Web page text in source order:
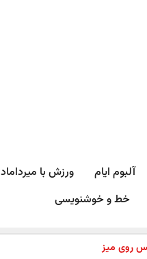
آلبوم ایام ورزش با میرداماد​
خط و خوشنویسی
روی میز